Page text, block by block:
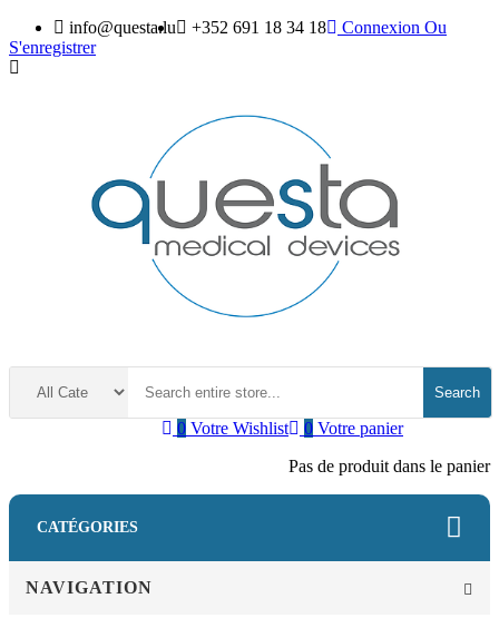
info@questa.lu +352 691 18 34 18 Connexion Ou
S'enregistrer
Search
0 Votre panier
Pas de produit dans le panier
0 Votre Wishlist
CATÉGORIES
NAVIGATION